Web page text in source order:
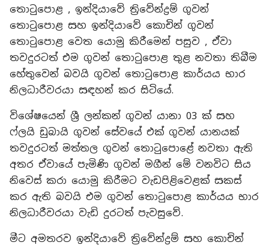
තොටුපොළ , ඉන්දියාවේ ත්‍රිවේන්ද්‍රම් ගුවන්
තොටුපොළ සහ ඉන්දියාවේ කොචින් ගුවන්
තොටුපොළ වෙත යොමු කිරීමෙන් පසුව , ඒවා
තවදුරටත් එම ගුවන් තොටුපොළ තුළ නවතා තිබීම
හේතුවෙන් බවයි ගුවන් තොටුපොළ කාර්යය භාර
නිලධාරීවරයා සඳහන් කර සිටියේ.
විශේෂයෙන් ශ්‍රී ලන්කන් ගුවන් යානා 03 ක් සහ
ෆ්ලයි ඩුබායි ගුවන් සේවයේ එක් ගුවන් යානයක්
තවදුරටත් මත්තල ගුවන් තොටුපොළේ නවතා ඇති
අතර ඒවායේ පැමිණි ගුවන් මගීන් මේ වනවිට සිය
නිවෙස් කරා යොමු කිරීමට වැඩපිළිවෙළක් සකස්
කර ඇති බවයි එම ගුවන් තොටුපොළ කාර්යය භාර
නිලධාරීවරයා වැඩි දුරටත් පැවසුවේ.
මීට අමතරව ඉන්දියාවේ ත්‍රිවේන්ද්‍රම් සහ කොචින්